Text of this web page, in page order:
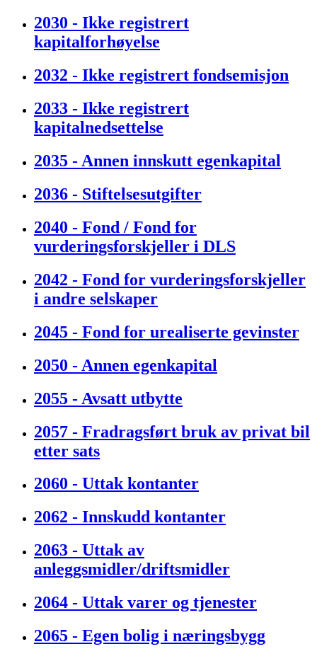
2030 - Ikke registrert
kapitalforhøyelse
2032 - Ikke registrert fondsemisjon
2033 - Ikke registrert
kapitalnedsettelse
2035 - Annen innskutt egenkapital
2036 - Stiftelsesutgifter
2040 - Fond / Fond for
vurderingsforskjeller i DLS
2042 - Fond for vurderingsforskjeller
i andre selskaper
2045 - Fond for urealiserte gevinster
2050 - Annen egenkapital
2055 - Avsatt utbytte
2057 - Fradragsført bruk av privat bil
etter sats
2060 - Uttak kontanter
2062 - Innskudd kontanter
2063 - Uttak av
anleggsmidler/driftsmidler
2064 - Uttak varer og tjenester
2065 - Egen bolig i næringsbygg